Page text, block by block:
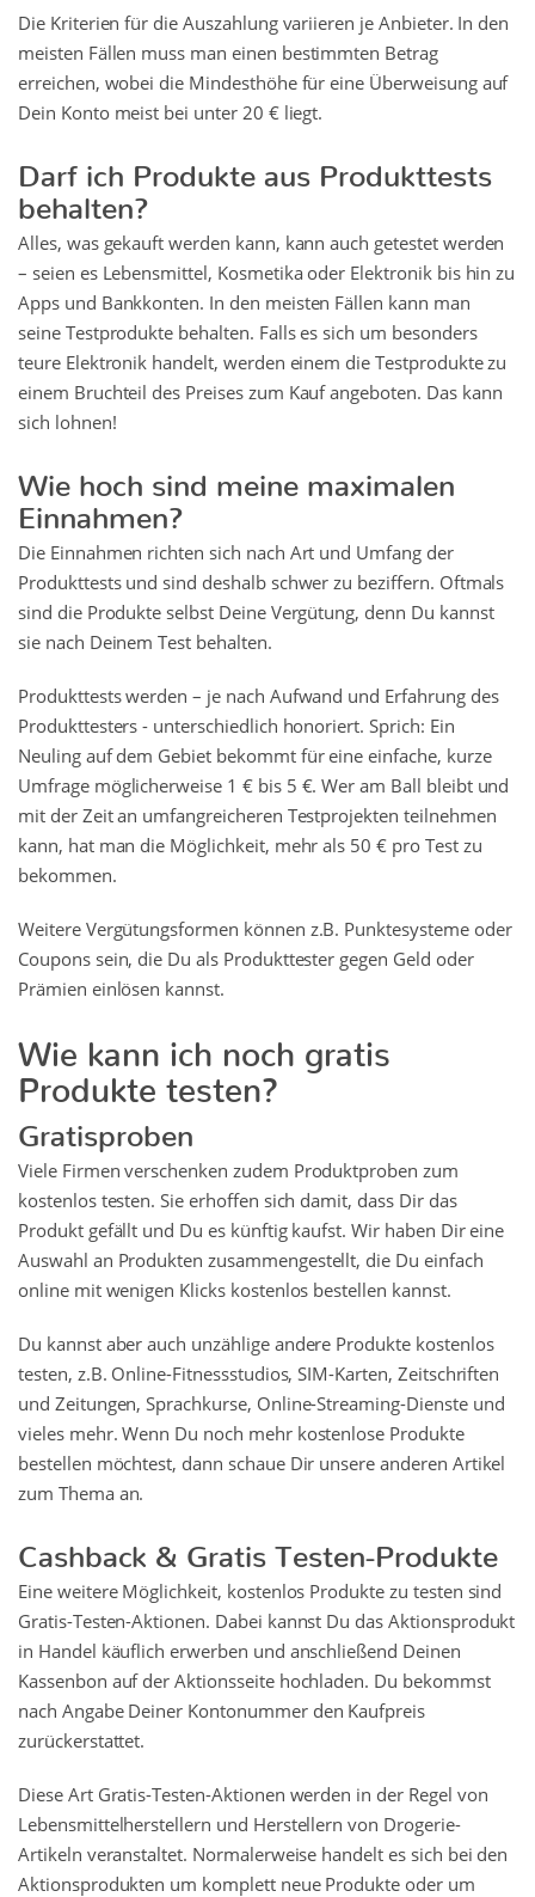
Die Kriterien für die Auszahlung variieren je Anbieter. In den
meisten Fällen muss man einen bestimmten Betrag
erreichen, wobei die Mindesthöhe für eine Überweisung auf
Dein Konto meist bei unter 20 € liegt.
Darf ich Produkte aus Produkttests
behalten?
Alles, was gekauft werden kann, kann auch getestet werden
– seien es Lebensmittel, Kosmetika oder Elektronik bis hin zu
Apps und Bankkonten. In den meisten Fällen kann man
seine Testprodukte behalten. Falls es sich um besonders
teure Elektronik handelt, werden einem die Testprodukte zu
einem Bruchteil des Preises zum Kauf angeboten. Das kann
sich lohnen!
Wie hoch sind meine maximalen
Einnahmen?
Die Einnahmen richten sich nach Art und Umfang der
Produkttests und sind deshalb schwer zu beziffern. Oftmals
sind die Produkte selbst Deine Vergütung, denn Du kannst
sie nach Deinem Test behalten.
Produkttests werden – je nach Aufwand und Erfahrung des
Produkttesters - unterschiedlich honoriert. Sprich: Ein
Neuling auf dem Gebiet bekommt für eine einfache, kurze
Umfrage möglicherweise 1 € bis 5 €. Wer am Ball bleibt und
mit der Zeit an umfangreicheren Testprojekten teilnehmen
kann, hat man die Möglichkeit, mehr als 50 € pro Test zu
bekommen.
Weitere Vergütungsformen können z.B. Punktesysteme oder
Coupons sein, die Du als Produkttester gegen Geld oder
Prämien einlösen kannst.
Wie kann ich noch gratis
Produkte testen?
Gratisproben
Viele Firmen verschenken zudem Produktproben zum
kostenlos testen. Sie erhoffen sich damit, dass Dir das
Produkt gefällt und Du es künftig kaufst. Wir haben Dir eine
Auswahl an Produkten zusammengestellt, die Du einfach
online mit wenigen Klicks kostenlos bestellen kannst.
Du kannst aber auch unzählige andere Produkte kostenlos
testen, z.B. Online-Fitnessstudios, SIM-Karten, Zeitschriften
und Zeitungen, Sprachkurse, Online-Streaming-Dienste und
vieles mehr. Wenn Du noch mehr kostenlose Produkte
bestellen möchtest, dann schaue Dir unsere anderen Artikel
zum Thema an.
Cashback & Gratis Testen-Produkte
Eine weitere Möglichkeit, kostenlos Produkte zu testen sind
Gratis-Testen-Aktionen. Dabei kannst Du das Aktionsprodukt
in Handel käuflich erwerben und anschließend Deinen
Kassenbon auf der Aktionsseite hochladen. Du bekommst
nach Angabe Deiner Kontonummer den Kaufpreis
zurückerstattet.
Diese Art Gratis-Testen-Aktionen werden in der Regel von
Lebensmittelherstellern und Herstellern von Drogerie-
Artikeln veranstaltet. Normalerweise handelt es sich bei den
Aktionsprodukten um komplett neue Produkte oder um